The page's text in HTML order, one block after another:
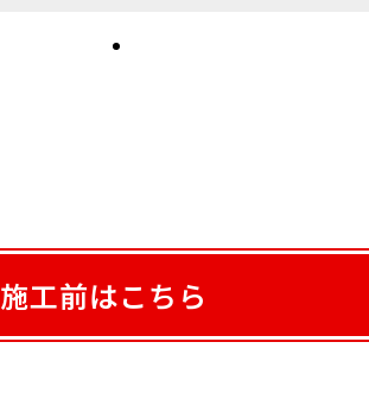
施工前はこちら